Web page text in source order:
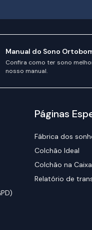
Manual do Sono
Confira como ter sono
nosso manual.
Páginas
Fábrica dos
Colchão Ideal
Colchão na
Relatório de